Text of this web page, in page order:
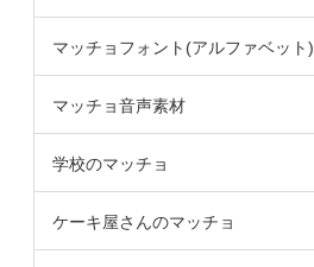
マッチョフォント(アルファベット)
マッチョ音声素材
学校のマッチョ
ケーキ屋さんのマッチョ